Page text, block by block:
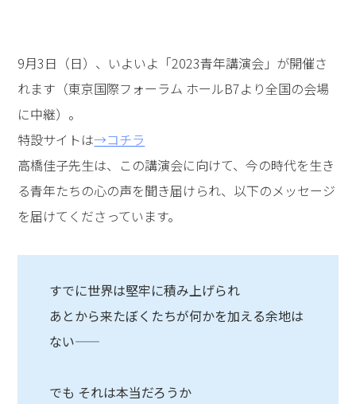
9月3日（日）、いよいよ「2023青年講演会」が開催さ
れます（東京国際フォーラム ホールB7より全国の会場
に中継）。
特設サイトは→コチラ
高橋佳子先生は、この講演会に向けて、今の時代を生き
る青年たちの心の声を聞き届けられ、以下のメッセージ
を届けてくださっています。
すでに世界は堅牢に積み上げられ
あとから来たぼくたちが何かを加える余地は
ない――
でも それは本当だろうか